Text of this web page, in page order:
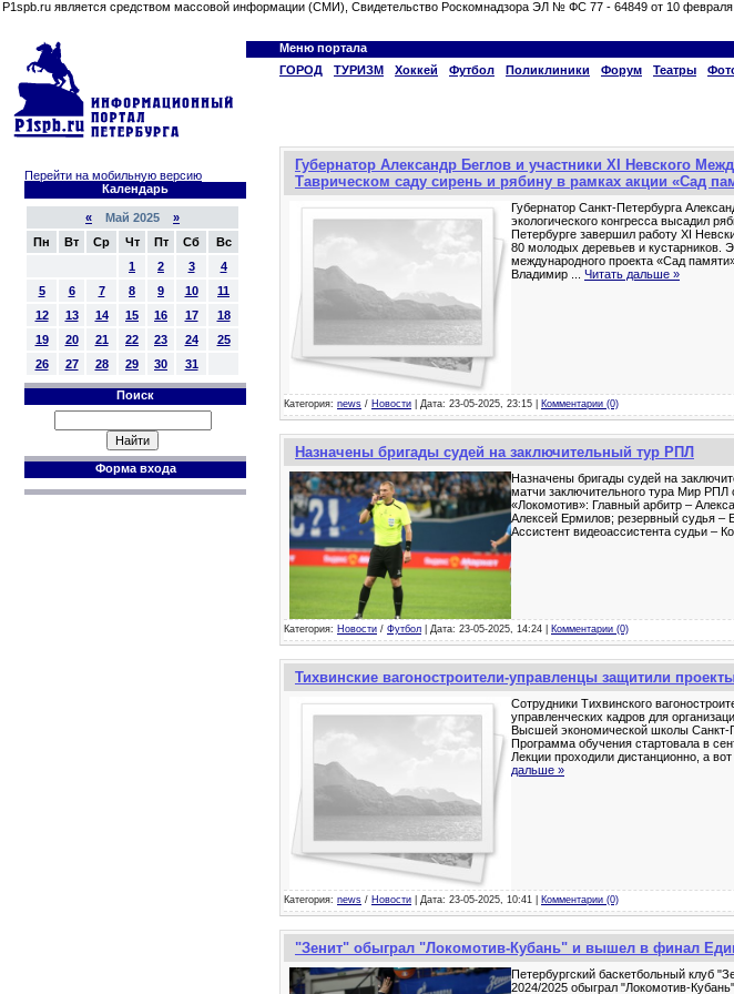
P1spb.ru является средством массовой информации (СМИ), Свидетельство Роскомнадзора ЭЛ № ФС 77 - 64849 от 10
Меню портала
ГОРОД
ТУРИЗМ Хоккей Футбол Поликлиники Форум Театры
Перейти на мобильную версию
Календарь
« Май 2025 »
Пн
Вт Ср Чт Пт Сб
Вс
1
2 3
4
5
6 7 8 9 10
11
12
13 14 15 16 17
18
19
20 21 22 23 24
25
26
27 28 29 30 31
Поиск
Форма входа
Губернатор Александр Беглов и участники ХI Невского
Таврическом саду сирень и рябину в рамках акции «Сад
Губернатор Санкт-Петербурга
экологического конгресса высадил
Петербурге завершил работу XI
80 молодых деревьев и кустарников.
международного проекта «Сад
Владимир
Читать дальше »
Категория: news / Новости | Дата: 23-05-2025, 23:15 | Комментарии (0)
Назначены бригады судей на заключительный тур РПЛ
Назначены бригады судей на
матчи заключительного тура Мир РПЛ
«Локомотив»: Главный арбитр –
Алексей Ермилов; резервный судья –
Ассистент видеоассистента судьи –
Категория: Новости / Футбол | Дата: 23-05-2025, 14:24 | Комментарии (0)
Тихвинские вагоностроители-управленцы защитили
Сотрудники Тихвинского
управленческих кадров для
Высшей экономической школы Санкт-
Программа обучения стартовала в
Лекции проходили дистанционно, а
дальше »
Категория: news / Новости | Дата: 23-05-2025, 10:41 | Комментарии (0)
"Зенит" обыграл "Локомотив-Кубань" и вышел в финал
Петербургский баскетбольный клуб
2024/2025 обыграл "Локомотив-